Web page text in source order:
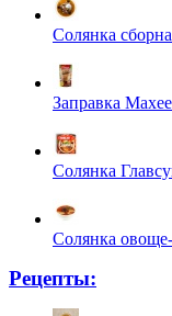
Солянка
Заправка
Солянка
Солянка
Рецепты: